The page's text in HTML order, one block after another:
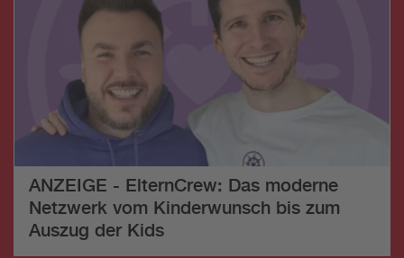
ANZEIGE - ElternCrew: Das moderne
Netzwerk vom Kinderwunsch bis zum
Auszug der Kids